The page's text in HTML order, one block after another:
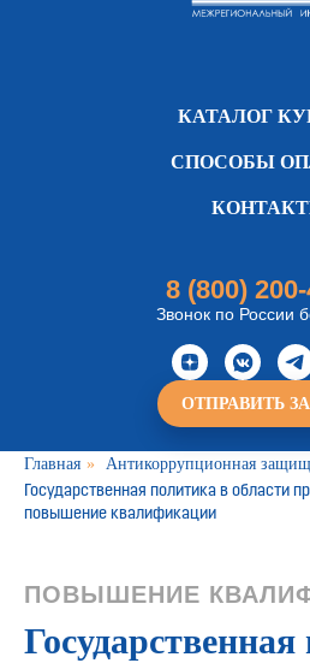
КАТАЛОГ
СПОСОБЫ
8 (800)
Звонок по России
ОТПРАВИТЬ
Главная » Антикоррупционная
Государственная политика в области
повышение квалификации
ПОВЫШЕНИЕ